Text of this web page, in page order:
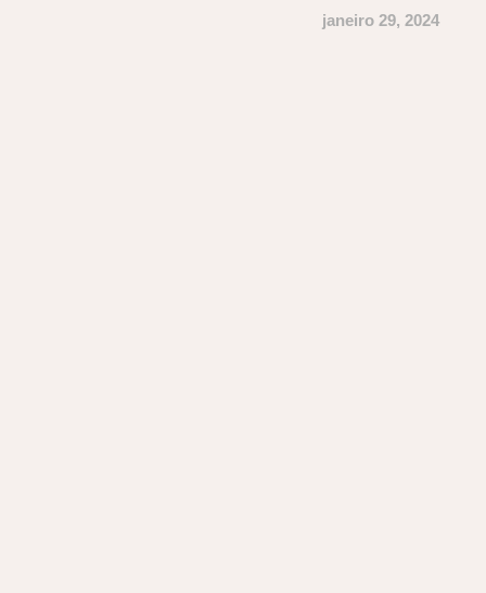
janeiro 29, 2024